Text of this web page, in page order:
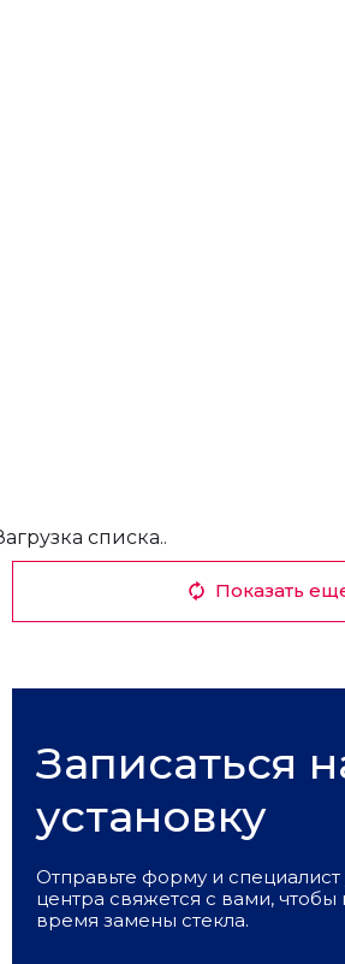
списка..
Показать
Записаться
установку
Отправьте форму и специалист
центра свяжется с вами, чтобы
время замены стекла.